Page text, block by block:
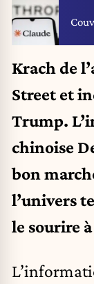
Krach de
Street et
Trump.
chinoise
bon
l’univers
le sourire